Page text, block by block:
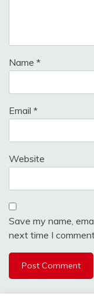
Name *
Email *
Website
Save my name,
next time I